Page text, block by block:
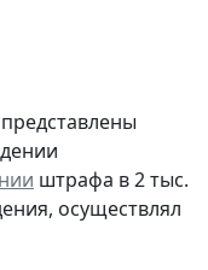
штрафа в 2 тыс.
осуществлял